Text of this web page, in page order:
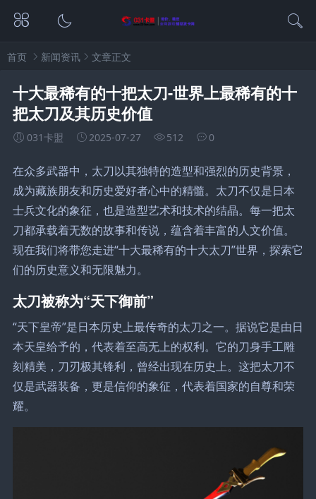
首页 新闻资讯 文章正文
十大最稀有的十把太刀-世界上最稀有的十
把太刀及其历史价值
031卡盟 2025-07-27 512 0
在众多武器中，太刀以其独特的造型和强烈的历史背景，
成为藏族朋友和历史爱好者心中的精髓。太刀不仅是日本
士兵文化的象征，也是造型艺术和技术的结晶。每一把太
刀都承载着无数的故事和传说，蕴含着丰富的人文价值。
现在我们将带您走进“十大最稀有的十大太刀”世界，探索它
们的历史意义和无限魅力。
太刀被称为“天下御前”
“天下皇帝”是日本历史上最传奇的太刀之一。据说它是由日
本天皇给予的，代表着至高无上的权利。它的刀身手工雕
刻精美，刀刃极其锋利，曾经出现在历史上。这把太刀不
仅是武器装备，更是信仰的象征，代表着国家的自尊和荣
耀。